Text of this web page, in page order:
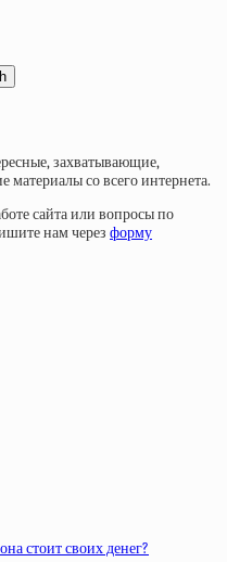
захватывающие,
со всего интернета.
сайта или вопросы по
нам через форму
стоит своих денег?